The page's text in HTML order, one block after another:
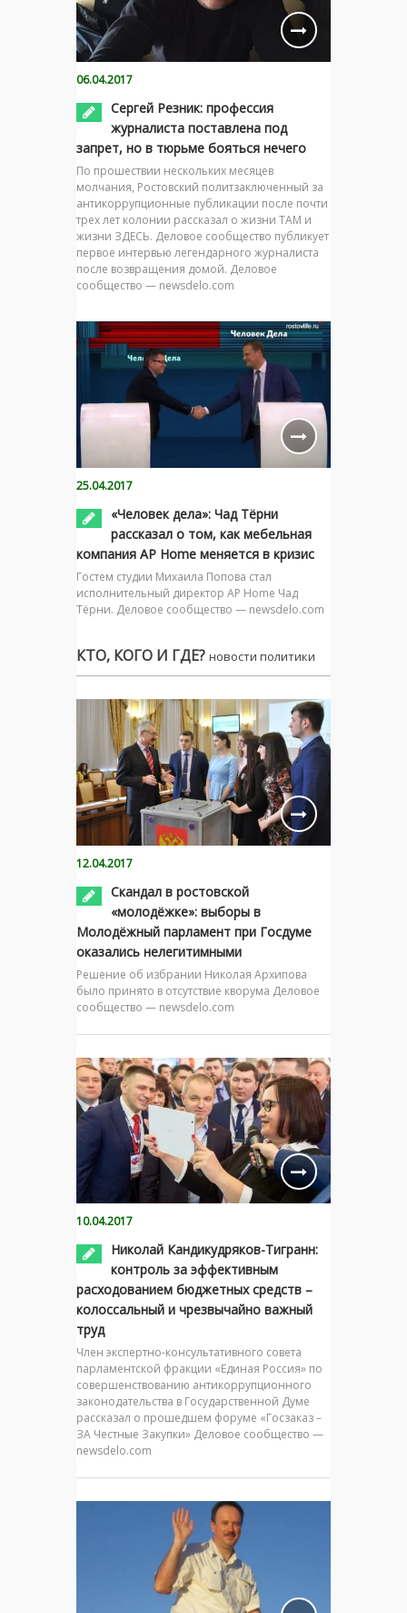
06.04.2017
Сергей Резник: профессия
журналиста поставлена под
запрет, но в тюрьме бояться нечего
По прошествии нескольких месяцев
молчания, Ростовский политзаключенный за
антикоррупционные публикации после почти
трех лет колонии рассказал о жизни ТАМ и
жизни ЗДЕСЬ. Деловое сообщество публикует
первое интервью легендарного журналиста
после возвращения домой. Деловое
сообщество — newsdelo.com
25.04.2017
«Человек дела»: Чад Тёрни
рассказал о том, как мебельная
компания AP Home меняется в кризис
Гостем студии Михаила Попова стал
исполнительный директор AP Home Чад
Тёрни. Деловое сообщество — newsdelo.com
КТО, КОГО И ГДЕ? новости политики
12.04.2017
Скандал в ростовской
«молодёжке»: выборы в
Молодёжный парламент при Госдуме
оказались нелегитимными
Решение об избрании Николая Архипова
было принято в отсутствие кворума Деловое
сообщество — newsdelo.com
10.04.2017
Николай Кандикудряков-Тигранн:
контроль за эффективным
расходованием бюджетных средств –
колоссальный и чрезвычайно важный
труд
Член экспертно-консультативного совета
парламентской фракции «Единая Россия» по
совершенствованию антикоррупционного
законодательства в Государственной Думе
рассказал о прошедшем форуме «Госзаказ –
ЗА Честные Закупки» Деловое сообщество —
newsdelo.com